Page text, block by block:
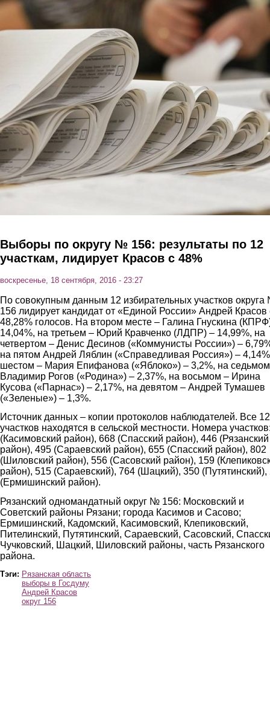
Перейти к основному содержанию
Выборы по округу № 156: результаты по 12
участкам, лидирует Красов с 48%
воскресенье, 18 сентября, 2016 - 23:27
По совокупным данным 12 избирательных участков
156 лидирует кандидат от «Единой России» Андрей Красов
48,28% голосов. На втором месте – Галина Гнускина
14,04%, на третьем – Юрий Кравченко (ЛДПР) – 14,99%, на
четвертом – Денис Десинов («Коммунисты России») –
на пятом Андрей Ляблин («Справедливая Россия») –
шестом – Мария Епифанова («Яблоко») – 3,2%, на седьмом
Владимир Рогов («Родина») – 2,37%, на восьмом – Ирина
Кусова («Парнас») – 2,17%, на девятом – Андрей Тумашев
(«Зеленые») – 1,3%.
Источник данных – копии протоколов наблюдателей. Все 12
участков находятся в сельской местности. Номера
(Касимовский район), 668 (Спасский район), 446 (Рязанский
район), 495 (Сараевский район), 655 (Спасский район), 802
(Шиловский район), 556 (Сасовский район), 159
район), 515 (Сараевский), 764 (Шацкий), 350 (Путятинский),
(Ермишинский район).
Рязанский одномандатный округ № 156: Московский и
Советский районы Рязани; города Касимов и Сасово;
Ермишинский, Кадомский, Касимовский, Клепиковский,
Пителинский, Путятинский, Сараевский, Сасовский,
Чучковский, Шацкий, Шиловский районы, часть Рязанского
района.
Тэги: Рязанская область
выборы в Госдуму
Андрей Красов
округ 156